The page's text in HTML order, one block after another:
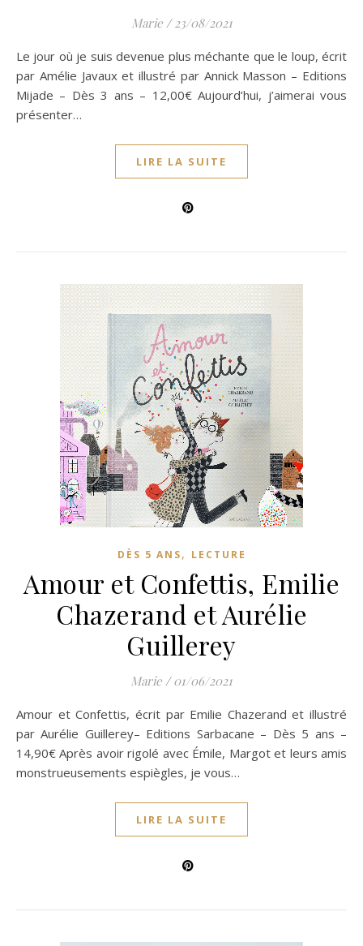
Marie / 23/08/2021
Le jour où je suis devenue plus méchante que le loup, écrit
par Amélie Javaux et illustré par Annick Masson – Editions
Mijade – Dès 3 ans – 12,00€ Aujourd’hui, j’aimerai vous
présenter…
LIRE LA SUITE
DÈS 5 ANS, LECTURE
Amour et Confettis, Emilie
Chazerand et Aurélie
Guillerey
Marie / 01/06/2021
Amour et Confettis, écrit par Emilie Chazerand et illustré
par Aurélie Guillerey– Editions Sarbacane – Dès 5 ans –
14,90€ Après avoir rigolé avec Émile, Margot et leurs amis
monstrueusements espiègles, je vous…
LIRE LA SUITE